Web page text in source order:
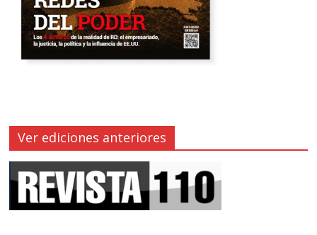
Ver ediciones anteriores